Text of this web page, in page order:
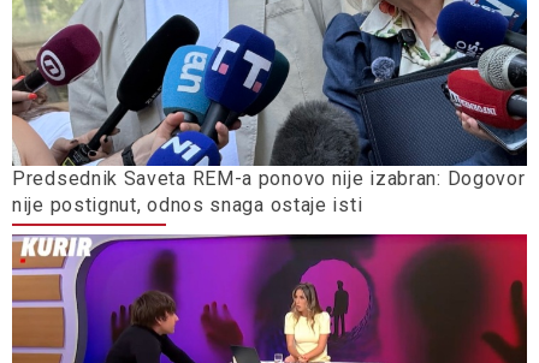
Predsednik Saveta REM-a ponovo nije izabran: Dogovor
nije postignut, odnos snaga ostaje isti